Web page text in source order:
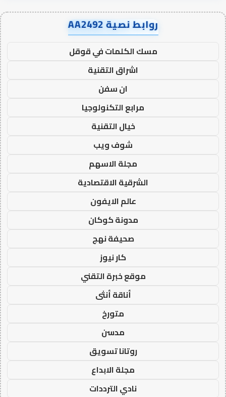
روابط نصية AA2492
مسك الكلمات في قوقل
اشراق التقنية
ان سفن
مرابع التكنولوجيا
خيال التقنية
شوف ويب
مجلة الاسهم
الشرقية الاقتصادية
عالم الايفون
مدونة كوكان
صحيفة نهج
كار نيوز
موقع خبرة التقني
أناقة أنثى
متورخ
مدسن
روتانا تسويق
مجلة الابداع
نادي الترددات